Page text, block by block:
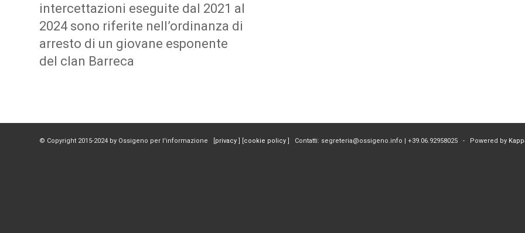
intercettazioni eseguite dal 2021 al
2024 sono riferite nell’ordinanza di
arresto di un giovane esponente
del clan Barreca
© Copyright 2015-2024 by Ossigeno per l'informazione [privacy ] [cookie policy ] Contatti: segreteria@ossigeno.info | +39.06.92958025 - Powered by